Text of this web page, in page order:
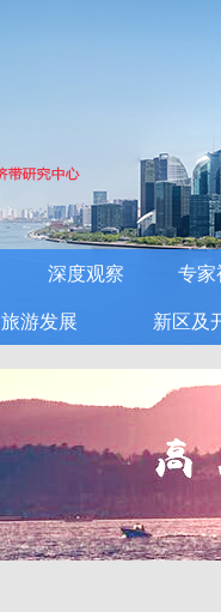
深度观察 专家
旅游发展 新区及